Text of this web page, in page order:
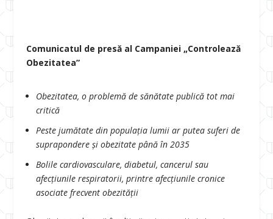
Comunicatul de presă al Campaniei „Controlează
Obezitatea”
Obezitatea, o problemă de sănătate publică tot mai
critică
Peste jumătate din populația lumii ar putea suferi de
suprapondere și obezitate până în 2035
Bolile cardiovasculare, diabetul, cancerul sau
afecțiunile respiratorii, printre afecțiunile cronice
asociate frecvent obezității